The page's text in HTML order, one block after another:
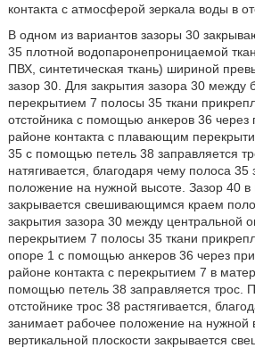
контакта с атмосферой зеркала воды в
В одном из вариантов зазоры 30
35 плотной водопаронепроницаемой
ПВХ, синтетическая ткань) шириной
зазор 30. Для закрытия зазора 30 между
перекрытием 7 полосы 35 ткани
отстойника с помощью анкеров 36
районе контакта с плавающим
35 с помощью петель 38 заправляется
натягивается, благодаря чему полоса
положение на нужной высоте. Зазор 40 в
закрывается свешивающимся краем
закрытия зазора 30 между центральной
перекрытием 7 полосы 35 ткани
опоре 1 с помощью анкеров 36 через
районе контакта с перекрытием 7 в
помощью петель 38 заправляется трос.
отстойнике трос 38 растягивается,
занимает рабочее положение на нужной
вертикальной плоскости закрывается